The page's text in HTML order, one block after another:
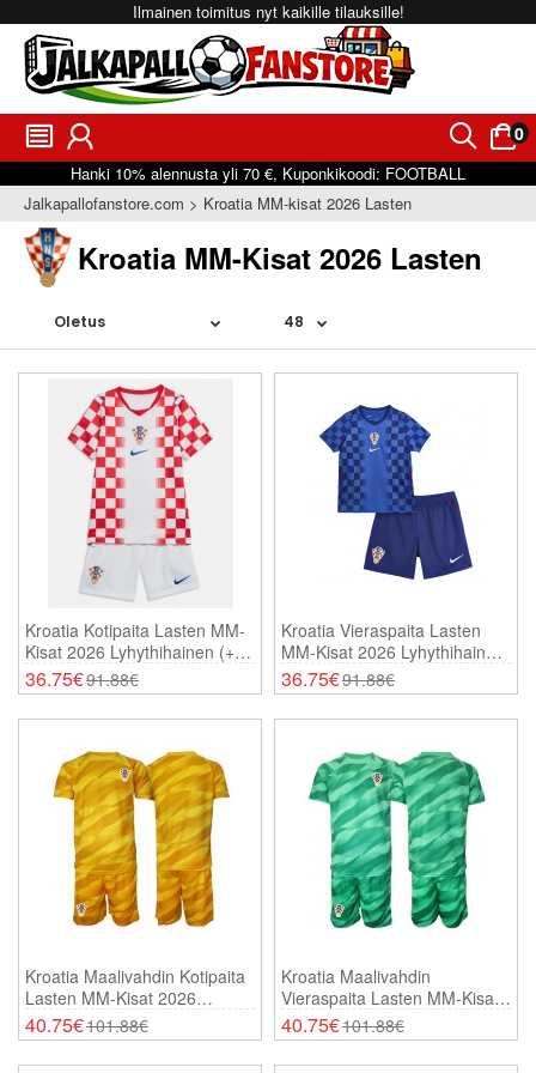
Ilmainen toimitus nyt kaikille tilauksille!
󰂩 󰃳 󰂨 0
󰃠
Hanki 10% alennusta yli 70 €, Kuponkikoodi: FOOTBALL
Jalkapallofanstore.com
Kroatia MM-kisat 2026 Lasten
Kroatia MM-Kisat 2026 Lasten
Kroatia Kotipaita Lasten MM-
Kisat 2026 Lyhythihainen (+
Shortsit)
36.75€91.88€
Kroatia Vieraspaita Lasten
MM-Kisat 2026 Lyhythihainen
(+ Shortsit)
36.75€91.88€
Kroatia Maalivahdin Kotipaita
Lasten MM-Kisat 2026
Lyhythihainen (+ Shortsit)
40.75€101.88€
Kroatia Maalivahdin
Vieraspaita Lasten MM-Kisat
2026 Lyhythihainen (+
Shortsit)
40.75€101.88€